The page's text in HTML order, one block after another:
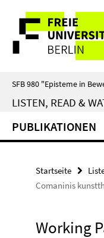
direkt
Inhalt
Service-
Navigation
SFB 980 "Episteme in
LISTEN, READ &
PUBLIKATIONEN
Startseite
Comaninis
Working